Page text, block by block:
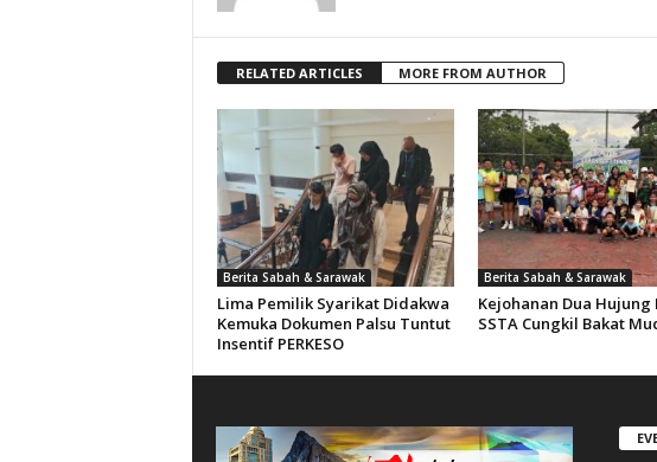
RELATED ARTICLES MORE FROM AUTHOR
Berita Sabah & Sarawak
Lima Pemilik Syarikat Didakwa
Kemuka Dokumen Palsu Tuntut
Insentif PERKESO
Berita Sabah & Sarawak
Kejohanan Dua
SSTA Cungkil Bakat